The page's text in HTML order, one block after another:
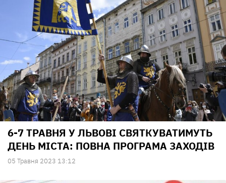
6-7 ТРАВНЯ У ЛЬВОВІ СВЯТКУВАТИМУТЬ
ДЕНЬ МІСТА: ПОВНА ПРОГРАМА ЗАХОДІВ
05 Травня 2023 13:12